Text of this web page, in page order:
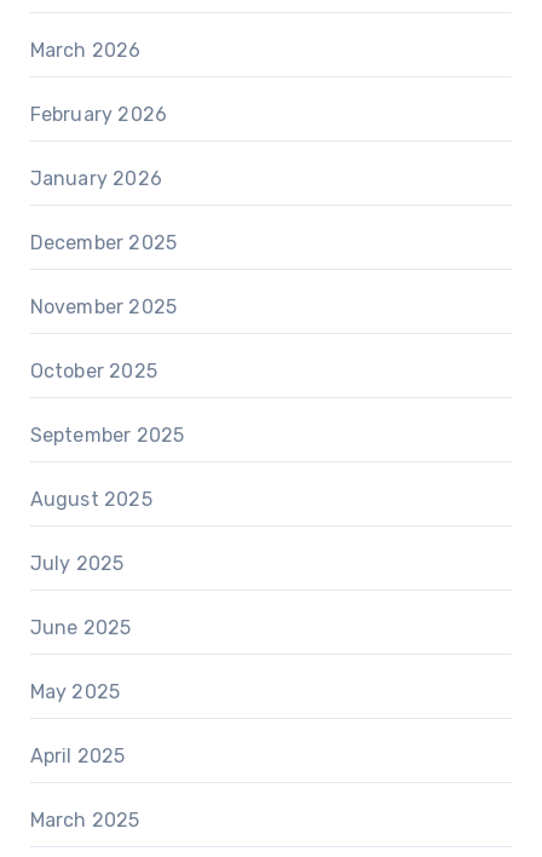
March 2026
February 2026
January 2026
December 2025
November 2025
October 2025
September 2025
August 2025
July 2025
June 2025
May 2025
April 2025
March 2025